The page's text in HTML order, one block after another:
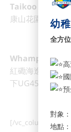
Taikoo
康山花園第8及9
Whampoa
紅磡海逸道8號海
下UG45A-C舖 (
[/
幼
全方
對象
地點